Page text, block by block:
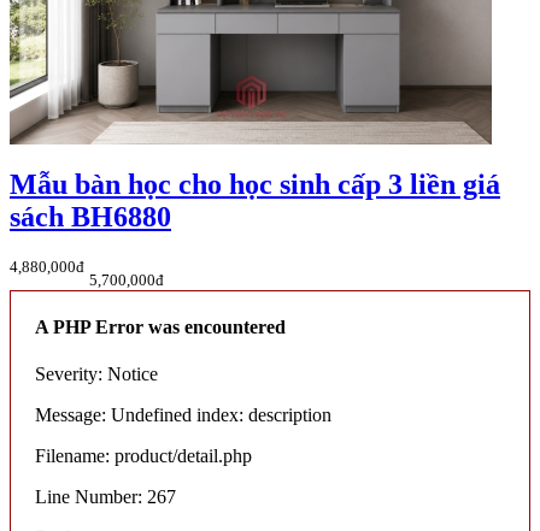
Mẫu bàn học cho học sinh cấp 3 liền giá
sách BH6880
4,880,000đ
5,700,000đ
A PHP Error was encountered
Severity: Notice
Message: Undefined index: description
Filename: product/detail.php
Line Number: 267